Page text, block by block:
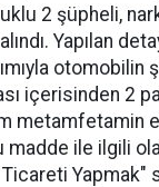
2 şüpheli,
Yapılan
otomobilin
içerisinden 2
metamfetamin
ile ilgili
Yapmak"